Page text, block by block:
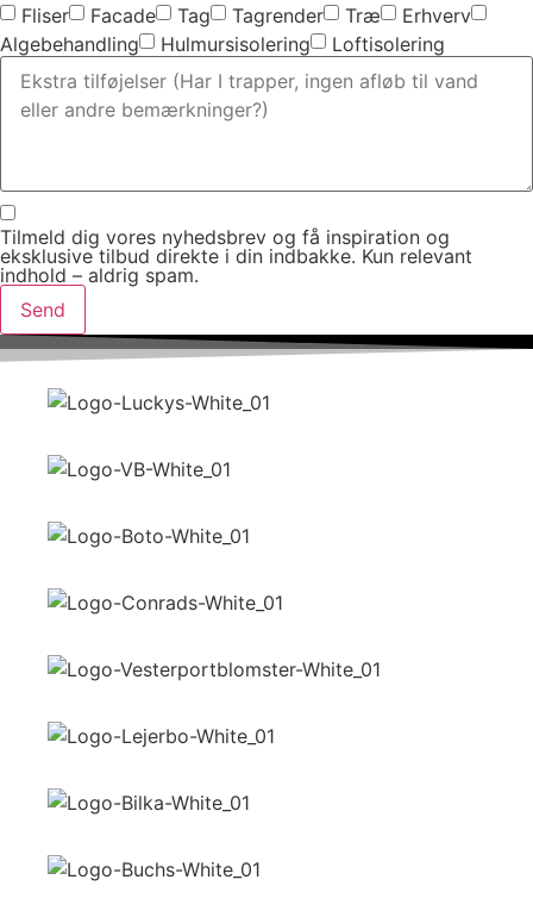
Fliser
Facade Tag Tagrender Træ
Erhverv
Algebehandling
Hulmursisolering Loftisolering
Tilmeld dig vores nyhedsbrev og få inspiration og
eksklusive tilbud direkte i din indbakke. Kun relevant
indhold – aldrig spam.
Send